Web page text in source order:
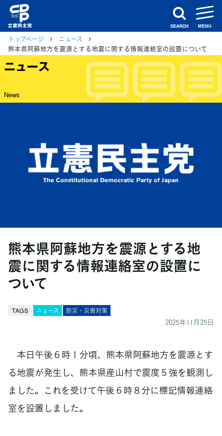
search
トップページ
ニュース
熊本県阿蘇地方を震源とする地震に関する情報連絡室の設置について
ニュース
News
熊本県阿蘇地方を震源とする地
震に関する情報連絡室の設置に
ついて
TAGS ニュース 防災・災害対策
2025年11月25日
本日午後６時１分頃、熊本県阿蘇地方を震源とす
る地震が発生し、熊本県産山村で震度５強を観測し
ました。これを受けて午後６時８分に標記情報連絡
室を設置しました。